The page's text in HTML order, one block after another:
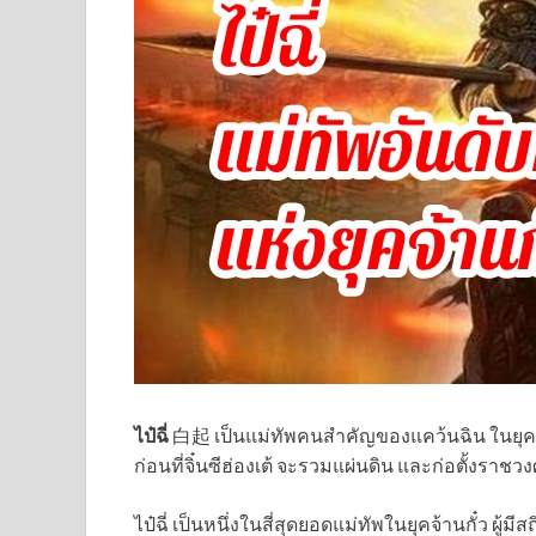
ไป๋ฉี่ 白起 เป็นแม่ทัพคนสำคัญของแคว้นฉิน ในยุ
ก่อนที่จิ๋นซีฮ่องเต้ จะรวมแผ่นดิน และก่อตั้งราชว
ไป๋ฉี่ เป็นหนึ่งในสี่สุดยอดแม่ทัพในยุคจ้านกั๋ว ผู้มี